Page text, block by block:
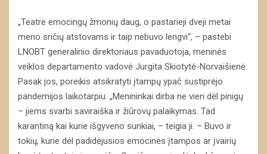
„Teatre emocingų žmonių daug, o pastarieji dveji metai
meno sričių atstovams ir taip nebuvo lengvi“, – pastebi
LNOBT generalinio direktoriaus pavaduotoja, meninės
veiklos departamento vadovė Jurgita Skiotytė-Norvaišienė.
Pasak jos, poreikis atsikratyti įtampų ypač sustiprėjo
pandemijos laikotarpiu. „Menininkai dirba ne vien dėl pinigų
– jiems svarbi saviraiška ir žiūrovų palaikymas. Tad
karantiną kai kurie išgyveno sunkiai, – teigia ji. – Buvo ir
tokių, kurie dėl padidėjusios emocinės įtampos ar įvairių